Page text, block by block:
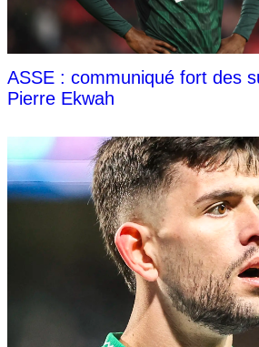
ASSE : communiqué fort des
Pierre Ekwah